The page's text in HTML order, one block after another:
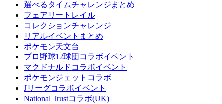
選べるタイムチャレンジまとめ
フェアリートレイル
コレクションチャレンジ
リアルイベントまとめ
ポケモン天文台
プロ野球12球団コラボイベント
マクドナルドコラボイベント
ポケモンジェットコラボ
Jリーグコラボイベント
National Trustコラボ(UK)